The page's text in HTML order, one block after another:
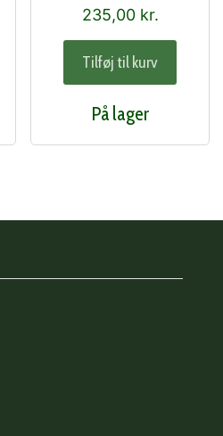
235,00 kr.
Tilføj til kurv
På lager